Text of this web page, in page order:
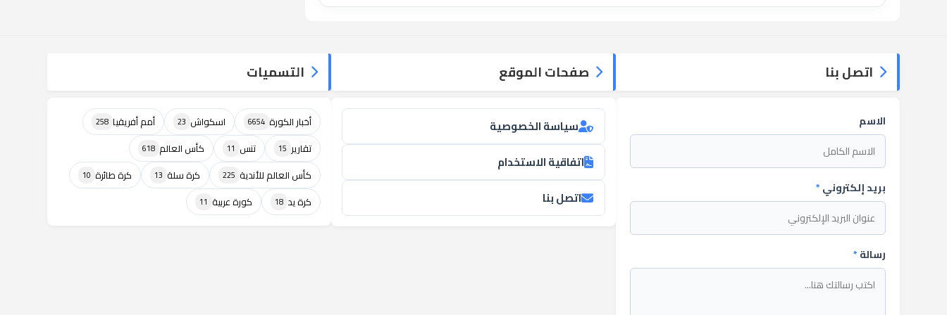
اتصل بنا
الاسم
بريد إلكتروني*
رسالة*
صفحات الموقع
سياسة الخصوصية
اتفاقية الاستخدام
اتصل بنا
التسميات
أخبار الكورة 6654 اسكواش 23 أمم أفريقيا 258
تقارير 15 تنس 11 كأس العالم 618
كأس العالم للأندية 225 كرة سلة 13 كرة طائرة 10
كرة يد 18 كورة عربية 11